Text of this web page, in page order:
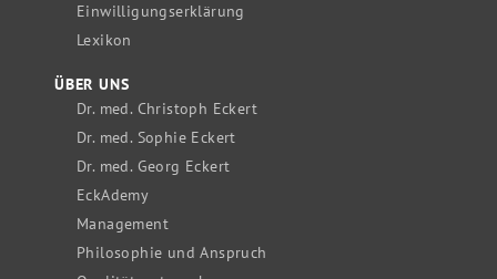
Einwilligungserklärung
Lexikon
ÜBER UNS
Dr. med. Christoph Eckert
Dr. med. Sophie Eckert
Dr. med. Georg Eckert
EckAdemy
Management
Philosophie und Anspruch